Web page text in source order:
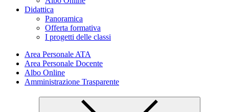
Didattica
Panoramica
Offerta formativa
I progetti delle classi
Area Personale ATA
Area Personale Docente
Albo Online
Amministrazione Trasparente